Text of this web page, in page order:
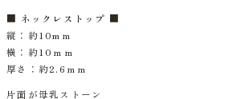
■ ネックレストップ ■
縦：約10mｍ
横：約10ｍｍ
厚さ：約2.6ｍｍ
片面が母乳ストーン